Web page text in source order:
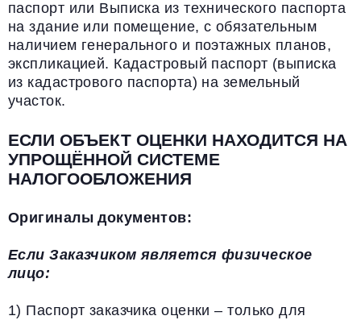
паспорт или Выписка из технического паспорта
на здание или помещение, с обязательным
наличием генерального и поэтажных планов,
экспликацией. Кадастровый паспорт (выписка
из кадастрового паспорта) на земельный
участок.
ЕСЛИ ОБЪЕКТ ОЦЕНКИ НАХОДИТСЯ НА
УПРОЩЁННОЙ СИСТЕМЕ
НАЛОГООБЛОЖЕНИЯ
Оригиналы документов:
Если Заказчиком является физическое
лицо:
1) Паспорт заказчика оценки – только для